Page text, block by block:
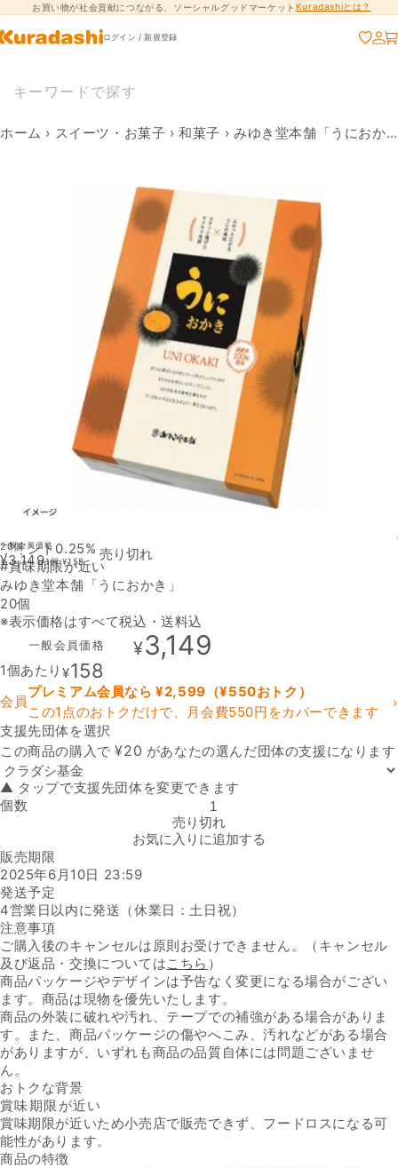
コンテンツに進
む
お買い物が社会貢献につながる、ソーシャルグッドマーケット Kuradashiとは？
ログイン / 新規登録
ホーム › スイーツ・お菓子 › 和菓子 › みゆき堂本舗「うにおかき」
20個
ポイント0.25%
#賞味期限が近い
みゆき堂本舗「うにおかき」
20個
※表示価格はすべて税込・送料込
一般会員価格 ¥3,149
1個あたり ¥158
会員
プレミアム会員なら ¥2,599 （¥550おトク）
この1点のおトクだけで、月会費550円をカバーできます
›
支援先団体を選択
この商品の購入で¥20 があなたの選んだ団体の支援になります
支援先団体
▲ タップで支援先団体を変更できます
個数みゆき堂本舗「うにおかき」の数量を減らす
売り切れ
お気に入りに追加する
販売期限
2025年6月10日 23:59
発送予定
4営業日以内に発送（休業日：土日祝）
注意事項
ご購入後のキャンセルは原則お受けできません。（キャンセル
及び返品・交換についてはこちら ）
商品パッケージやデザインは予告なく変更になる場合がござい
ます。商品は現物を優先いたします。
商品の外装に破れや汚れ、テープでの補強がある場合がありま
す。また、商品パッケージの傷やへこみ、汚れなどがある場合
がありますが、いずれも商品の品質自体には問題ございませ
ん。
おトクな背景
賞味期限が近い
賞味期限が近いため小売店で販売できず、フードロスになる可
能性があります。
一般会員価格
¥3,1491個¥158
売り切れ
商品の特徴